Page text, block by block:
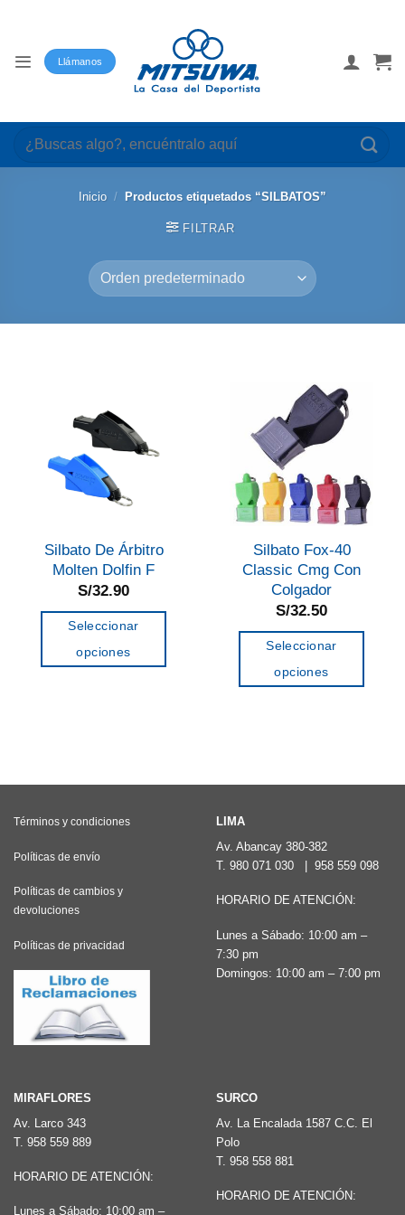
Llámanos
Buscar
por:
Inicio / Productos etiquetados “SILBATOS”
FILTRAR
Silbato De Árbitro
Molten Dolfin F
S/32.90
Seleccionar
opciones
opciones
elegir
la
página
de
producto
Silbato Fox-40
Classic Cmg Con
Colgador
S/32.50
Seleccionar
opciones
opciones
se
pueden
en
la
Términos y condiciones
Políticas de envío
Políticas de cambios y
devoluciones
Políticas de privacidad
LIMA
Av. Abancay 380-382
T. 980 071 030 958 559 098
HORARIO DE ATENCIÓN:
Lunes a Sábado: 10:00 am –
7:30 pm
Domingos: 10:00 am – 7:00 pm
MIRAFLORES
Av. Larco 343
T. 958 559 889
HORARIO DE ATENCIÓN:
Lunes a Sábado: 10:00 am –
SURCO
Av. La Encalada 1587 C.C. El
Polo
T. 958 558 881
HORARIO DE ATENCIÓN: